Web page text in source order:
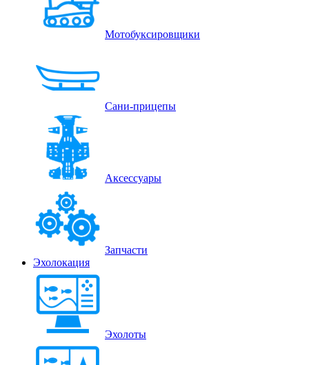
Мотобуксировщики
Сани-прицепы
Аксессуары
Запчасти
Эхолокация
Эхолоты